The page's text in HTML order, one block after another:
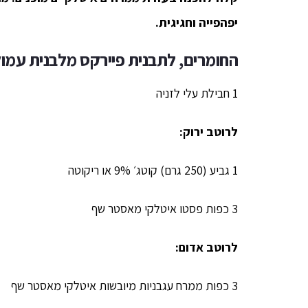
יפהפייה וחגיגית.
החומרים,לתבנית פיירקס מלבנית
1 חבילת עלי לזניה
לרוטב ירוק:
1 גביע (250 גרם) קוטג׳ 9% או ריקוטה
3 כפות פסטו איטלקי מאסטר שף
לרוטב אדום:
3 כפות ממרח עגבניות מיובשות איטלקי מאסטר שף